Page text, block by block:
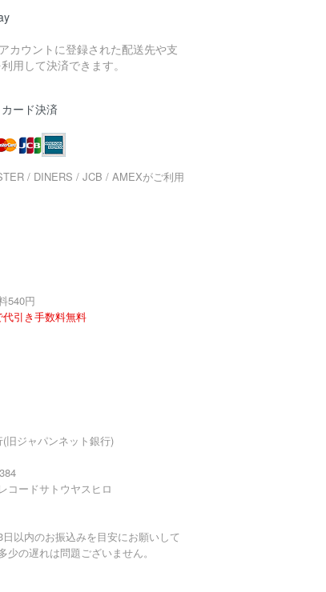
カウントに登録された配送先や支
用して決済できます。
ード決済
/ DINERS / JCB / AMEXがご利用
540円
代引き手数料無料
旧ジャパンネット銀行)
コードサトウヤスヒロ
以内のお振込みを目安にお願いして
少の遅れは問題ございません。